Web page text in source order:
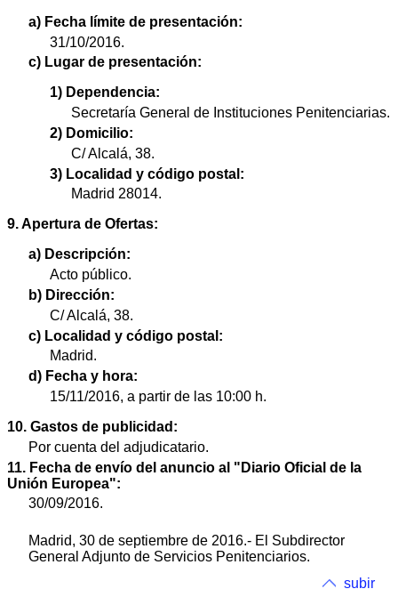
a) Fecha límite de presentación:
31/10/2016.
c) Lugar de presentación:
1) Dependencia:
Secretaría General de Instituciones Penitenciarias.
2) Domicilio:
C/ Alcalá, 38.
3) Localidad y código postal:
Madrid 28014.
9. Apertura de Ofertas:
a) Descripción:
Acto público.
b) Dirección:
C/ Alcalá, 38.
c) Localidad y código postal:
Madrid.
d) Fecha y hora:
15/11/2016, a partir de las 10:00 h.
10. Gastos de publicidad:
Por cuenta del adjudicatario.
11. Fecha de envío del anuncio al "Diario Oficial de la
Unión Europea":
30/09/2016.
Madrid, 30 de septiembre de 2016.- El Subdirector
General Adjunto de Servicios Penitenciarios.
subir